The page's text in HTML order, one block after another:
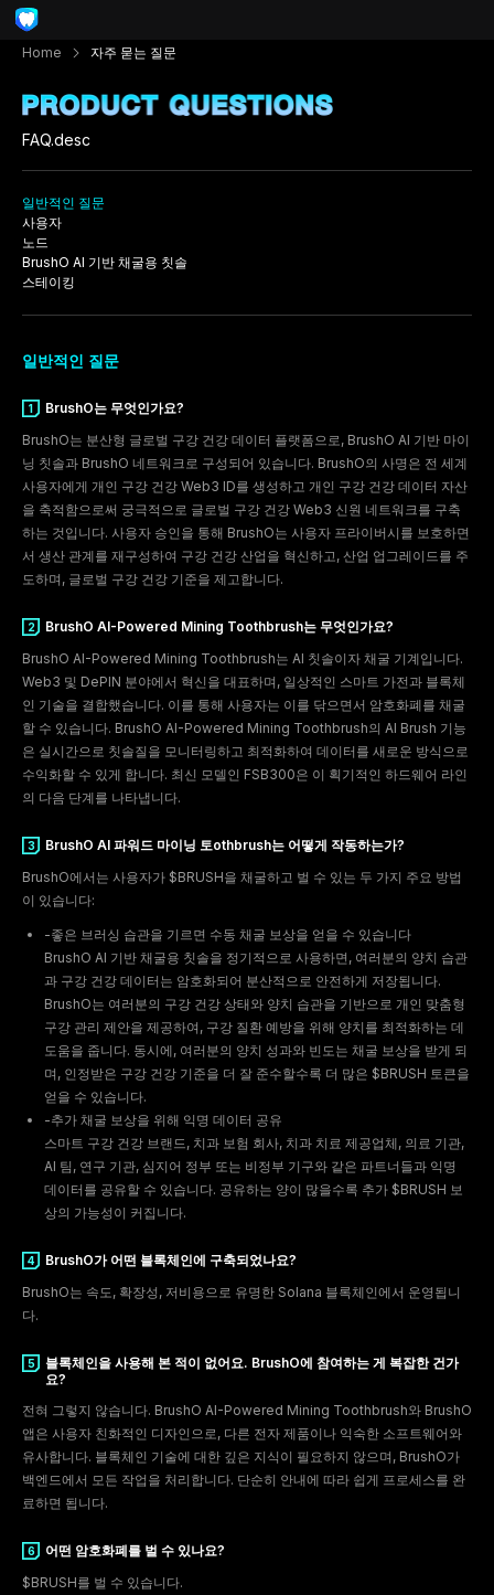
Home 자주 묻는 질문
FAQ.desc
일반적인 질문
사용자
노드
BrushO AI 기반 채굴용 칫솔
스테이킹
일반적인 질문
1
BrushO는 무엇인가요?
BrushO는 분산형 글로벌 구강 건강 데이터 플랫폼으로, BrushO AI 기반 마이
닝 칫솔과 BrushO 네트워크로 구성되어 있습니다. BrushO의 사명은 전 세계
사용자에게 개인 구강 건강 Web3 ID를 생성하고 개인 구강 건강 데이터 자산
을 축적함으로써 궁극적으로 글로벌 구강 건강 Web3 신원 네트워크를 구축
하는 것입니다. 사용자 승인을 통해 BrushO는 사용자 프라이버시를 보호하면
서 생산 관계를 재구성하여 구강 건강 산업을 혁신하고, 산업 업그레이드를 주
도하며, 글로벌 구강 건강 기준을 제고합니다.
2
BrushO AI-Powered Mining Toothbrush는 무엇인가요?
BrushO AI-Powered Mining Toothbrush는 AI 칫솔이자 채굴 기계입니다.
Web3 및 DePIN 분야에서 혁신을 대표하며, 일상적인 스마트 가전과 블록체
인 기술을 결합했습니다. 이를 통해 사용자는 이를 닦으면서 암호화폐를 채굴
할 수 있습니다. BrushO AI-Powered Mining Toothbrush의 AI Brush 기능
은 실시간으로 칫솔질을 모니터링하고 최적화하여 데이터를 새로운 방식으로
수익화할 수 있게 합니다. 최신 모델인 FSB300은 이 획기적인 하드웨어 라인
의 다음 단계를 나타냅니다.
BrushO AI 파워드 마이닝 토othbrush는 어떻게 작동하는가?
BrushO에서는 사용자가 $BRUSH을 채굴하고 벌 수 있는 두 가지 주요 방법
이 있습니다:
-좋은 브러싱 습관을 기르면 수동 채굴 보상을 얻을 수 있습니다
BrushO AI 기반 채굴용 칫솔을 정기적으로 사용하면, 여러분의 양치 습관
과 구강 건강 데이터는 암호화되어 분산적으로 안전하게 저장됩니다.
BrushO는 여러분의 구강 건강 상태와 양치 습관을 기반으로 개인 맞춤형
구강 관리 제안을 제공하여, 구강 질환 예방을 위해 양치를 최적화하는 데
도움을 줍니다. 동시에, 여러분의 양치 성과와 빈도는 채굴 보상을 받게 되
며, 인정받은 구강 건강 기준을 더 잘 준수할수록 더 많은 $BRUSH 토큰을
얻을 수 있습니다.
-추가 채굴 보상을 위해 익명 데이터 공유
스마트 구강 건강 브랜드, 치과 보험 회사, 치과 치료 제공업체, 의료 기관,
AI 팀, 연구 기관, 심지어 정부 또는 비정부 기구와 같은 파트너들과 익명
데이터를 공유할 수 있습니다. 공유하는 양이 많을수록 추가 $BRUSH 보
상의 가능성이 커집니다.
BrushO가 어떤 블록체인에 구축되었나요?
BrushO는 속도, 확장성, 저비용으로 유명한 Solana 블록체인에서 운영됩니
다.
블록체인을 사용해 본 적이 없어요. BrushO에 참여하는 게 복잡한 건가
요?
전혀 그렇지 않습니다. BrushO AI-Powered Mining Toothbrush와 BrushO
앱은 사용자 친화적인 디자인으로, 다른 전자 제품이나 익숙한 소프트웨어와
유사합니다. 블록체인 기술에 대한 깊은 지식이 필요하지 않으며, BrushO가
백엔드에서 모든 작업을 처리합니다. 단순히 안내에 따라 쉽게 프로세스를 완
료하면 됩니다.
어떤 암호화폐를 벌 수 있나요?
$BRUSH를 벌 수 있습니다.